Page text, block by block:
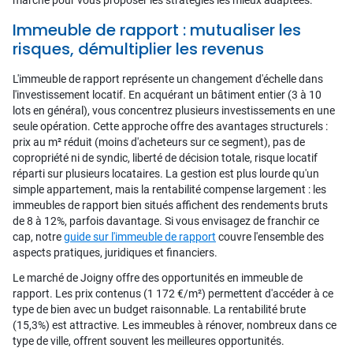
Immeuble de rapport : mutualiser les
risques, démultiplier les revenus
L'immeuble de rapport représente un changement d'échelle dans
l'investissement locatif. En acquérant un bâtiment entier (3 à 10
lots en général), vous concentrez plusieurs investissements en une
seule opération. Cette approche offre des avantages structurels :
prix au m² réduit (moins d'acheteurs sur ce segment), pas de
copropriété ni de syndic, liberté de décision totale, risque locatif
réparti sur plusieurs locataires. La gestion est plus lourde qu'un
simple appartement, mais la rentabilité compense largement : les
immeubles de rapport bien situés affichent des rendements bruts
de 8 à 12%, parfois davantage. Si vous envisagez de franchir ce
cap, notreguide sur l'immeuble de rapport couvre l'ensemble des
aspects pratiques, juridiques et financiers.
Le marché de Joigny offre des opportunités en immeuble de
rapport. Les prix contenus (1 172 €/m²) permettent d'accéder à ce
type de bien avec un budget raisonnable. La rentabilité brute
(15,3%) est attractive. Les immeubles à rénover, nombreux dans ce
type de ville, offrent souvent les meilleures opportunités.